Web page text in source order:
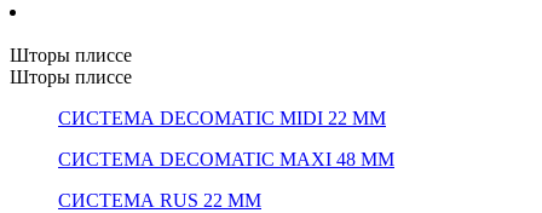
Шторы плиссе
Шторы плиссе
СИСТЕМА DECOMATIC MIDI 22 ММ
СИСТЕМА DECOMATIC MAXI 48 ММ
СИСТЕМА RUS 22 ММ